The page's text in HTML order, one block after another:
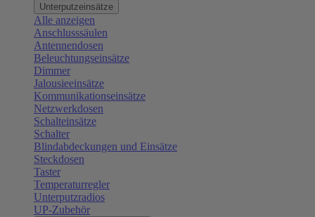
Unterputzeinsätze
Alle anzeigen
Anschlusssäulen
Antennendosen
Beleuchtungseinsätze
Dimmer
Jalousieeinsätze
Kommunikationseinsätze
Netzwerkdosen
Schalteinsätze
Schalter
Blindabdeckungen und Einsätze
Steckdosen
Taster
Temperaturregler
Unterputzradios
UP-Zubehör